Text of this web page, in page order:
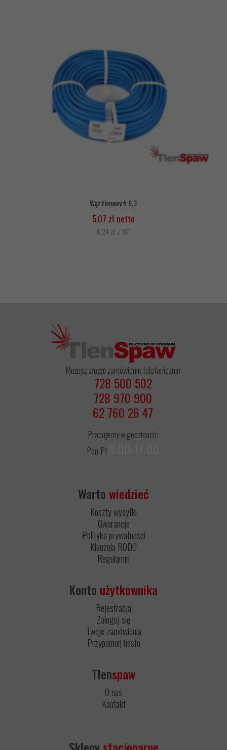
Wąż tlenowy fi 6,3
5,07 zł netto
6,24 zł z VAT
Możesz złożyć zamówienie telefonicznie
728 500 502
728 970 900
62 760 26 47
Pracujemy w godzinach:
Pon-Pt
Wartowiedzieć
Koszty wysyłki
Gwarancje
Polityka prywatności
Klauzula RODO
Regulamin
Konto użytkownika
Rejestracja
Zaloguj się
Twoje zamówienia
Przypomnij hasło
Tlenspaw
O nas
Kontakt